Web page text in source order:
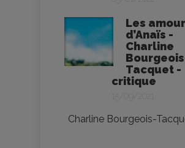
Les
d’Anaïs -
Charline
Tacquet -
critique
Charline Bourgeois-